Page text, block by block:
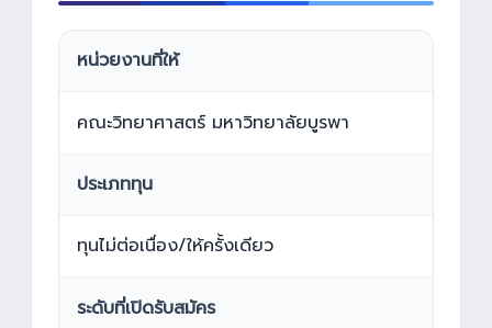
หน่วยงานที่ให้
คณะวิทยาศาสตร์ มหาวิทยาลัยบูรพา
ประเภททุน
ทุนไม่ต่อเนื่อง/ให้ครั้งเดียว
ระดับที่เปิดรับสมัคร